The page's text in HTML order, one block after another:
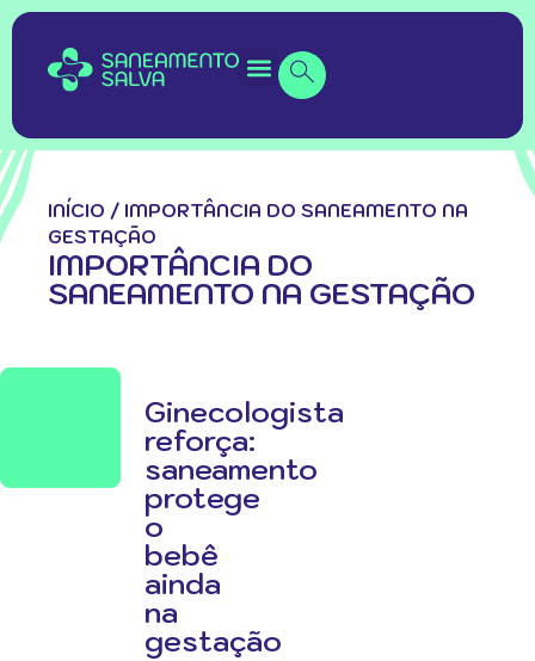
INÍCIO / IMPORTÂNCIA DO SANEAMENTO NA
GESTAÇÃO
IMPORTÂNCIA DO
SANEAMENTO NA GESTAÇÃO
Ginecologista
reforça:
saneamento
protege
o
bebê
ainda
na
gestação